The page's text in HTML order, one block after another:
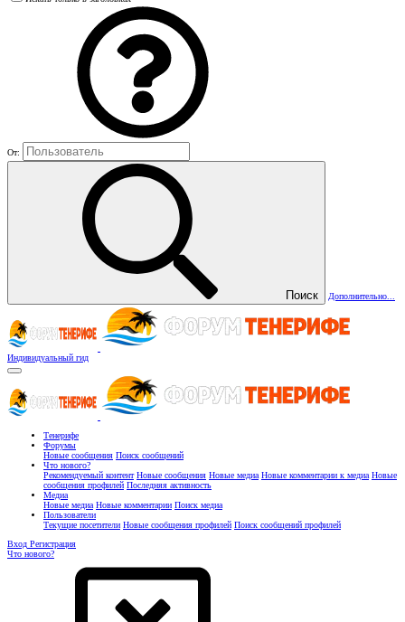
От:
Поиск Дополнительно...
Индивидуальный гид
Тенерифе
Форумы
Новые сообщения Поиск сообщений
Что нового?
Рекомендуемый контент Новые сообщения Новые медиа Новые комментарии к медиа Новые
сообщения профилей Последняя активность
Медиа
Новые медиа Новые комментарии Поиск медиа
Пользователи
Текущие посетители Новые сообщения профилей Поиск сообщений профилей
Вход Регистрация
Что нового?